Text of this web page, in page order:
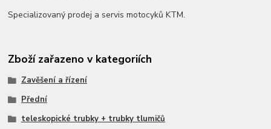
Specializovaný prodej a servis motocyků KTM.
Zboží zařazeno v kategoriích
Zavěšení a řízení
Přední
teleskopické trubky + trubky tlumičů